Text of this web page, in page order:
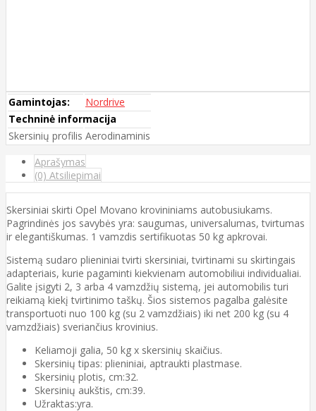
Gamintojas:
Nordrive
Techninė informacija
Skersinių profilis Aerodinaminis
Aprašymas
(0) Atsiliepimai
Skersiniai skirti Opel Movano krovininiams autobusiukams.
Pagrindinės jos savybės yra: saugumas, universalumas, tvirtumas
ir elegantiškumas. 1 vamzdis sertifikuotas 50 kg apkrovai.
Sistemą sudaro plieniniai tvirti skersiniai, tvirtinami su skirtingais
adapteriais, kurie pagaminti kiekvienam automobiliui individualiai.
Galite įsigyti 2, 3 arba 4 vamzdžių sistemą, jei automobilis turi
reikiamą kiekį tvirtinimo taškų. Šios sistemos pagalba galėsite
transportuoti nuo 100 kg (su 2 vamzdžiais) iki net 200 kg (su 4
vamzdžiais) sveriančius krovinius.
Keliamoji galia, 50 kg x skersinių skaičius.
Skersinių tipas: plieniniai, aptraukti plastmase.
Skersinių plotis, cm:32.
Skersinių aukštis, cm:39.
Užraktas:yra.